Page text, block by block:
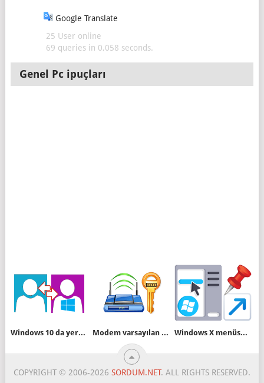
Google Translate
25 User online
69 queries in 0,058 seconds.
Genel Pc ipuçları
Windows 10 da yerel hesaptan Microsoft hesabına geçelim Modem varsayılan kullanıcı adı ve şifresi nasıl bulunur Windows X menüsüne kısayol ilave edin
COPYRIGHT © 2006-2026 SORDUM.NET. ALL RIGHTS RESERVED.